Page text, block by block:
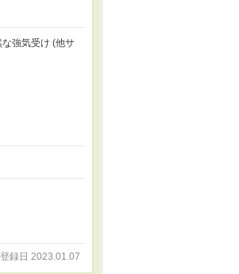
強気受け (他サ
登録日 2023.01.07